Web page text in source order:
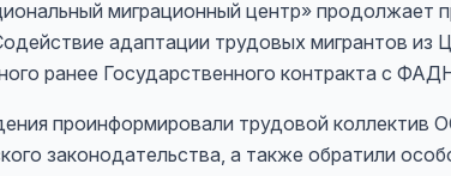
миграционный центр» продолжает
адаптации трудовых мигрантов из
ранее Государственного контракта с
проинформировали трудовой
законодательства, а также обратили